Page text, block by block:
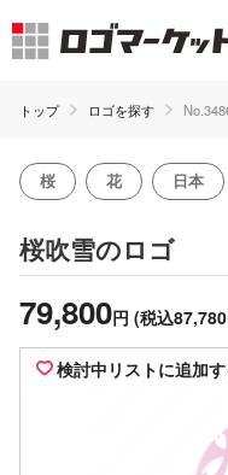
トップ ロゴを探す
桜 花 日本
桜吹雪のロゴ
79,800円 (税込
検討中リストに追加